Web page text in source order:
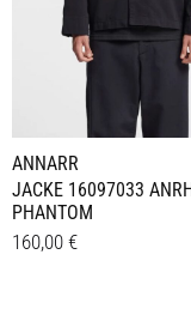
auf
der
Produktseite
gewählt
werden
ANNARR
JACKE 16097033
PHANTOM
160,00 €